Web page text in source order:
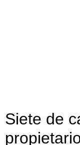
Siete de